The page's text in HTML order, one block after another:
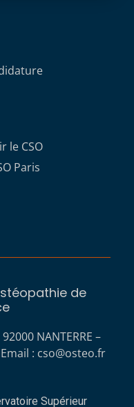
le CSO
Paris
de
NANTERRE –
: cso@osteo.fr
Supérieur